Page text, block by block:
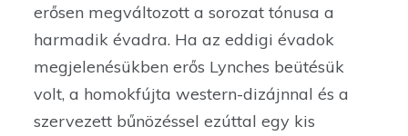
erősen megváltozott a sorozat tónusa a
harmadik évadra. Ha az eddigi évadok
megjelenésükben erős Lynches beütésük
volt, a homokfújta western-dizájnnal és a
szervezett bűnözéssel ezúttal egy kis